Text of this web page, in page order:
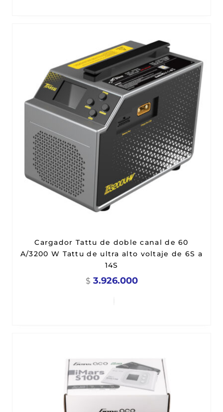
Cargador Tattu de doble canal de 60
A/3200 W Tattu de ultra alto voltaje de 6S a
14S
$ 3.926.000